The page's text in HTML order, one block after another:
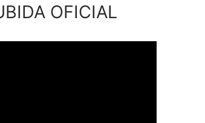
Pesquisar por:
OFICIAL